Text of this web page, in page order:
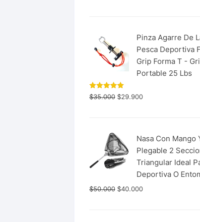
Pinza Agarre De
Pesca Deportiva
Grip Forma T -
Portable 25 Lbs
Valorado
con 5.00
$35.000 $29.900
Nasa Con Mango
Plegable 2
Triangular Ideal
Deportiva O
$50.000 $40.000